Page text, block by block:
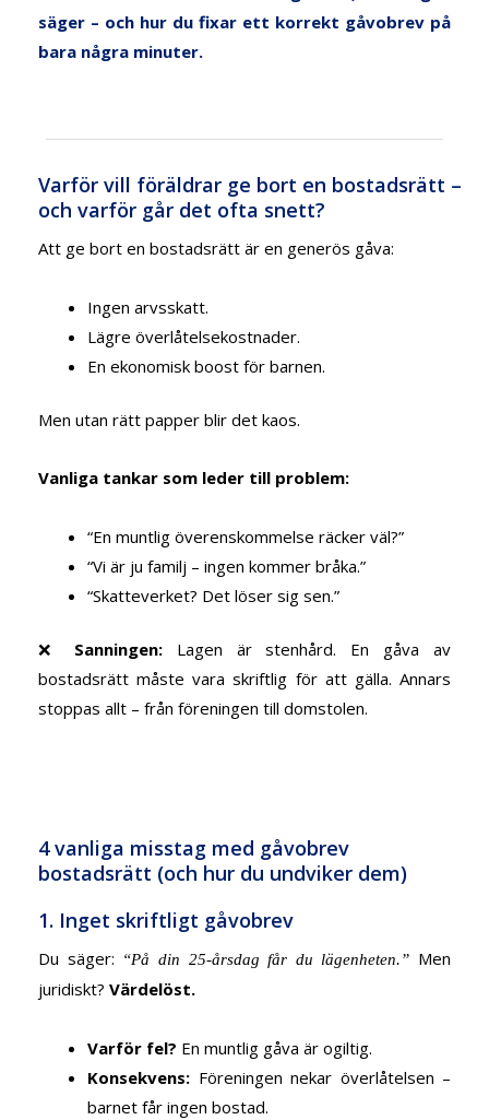
säger – och hur du fixar ett korrekt gåvobrev på
bara några minuter.
Varför vill föräldrar ge bort en bostadsrätt –
och varför går det ofta snett?
Att ge bort en bostadsrätt är en generös gåva:
Ingen arvsskatt.
Lägre överlåtelsekostnader.
En ekonomisk boost för barnen.
Men utan rätt papper blir det kaos.
Vanliga tankar som leder till problem:
“En muntlig överenskommelse räcker väl?”
“Vi är ju familj – ingen kommer bråka.”
“Skatteverket? Det löser sig sen.”
❌ Sanningen:Lagen är stenhård. En gåva av
bostadsrätt måste vara skriftlig för att gälla. Annars
stoppas allt – från föreningen till domstolen.
4 vanliga misstag med gåvobrev
bostadsrätt (och hur du undviker dem)
1. Inget skriftligt gåvobrev
Du säger: “På din 25-årsdag får du lägenheten.” Men
juridiskt? Värdelöst.
Varför fel? En muntlig gåva är ogiltig.
Konsekvens: Föreningen nekar överlåtelsen –
barnet får ingen bostad.